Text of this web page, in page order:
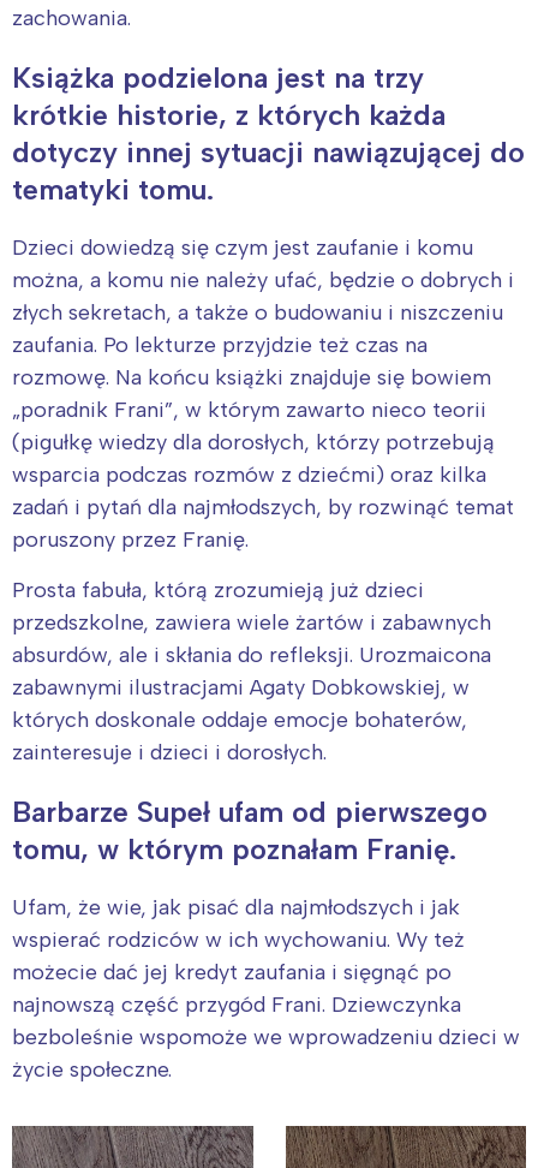
zachowania.
Książka podzielona jest na trzy
krótkie historie, z których każda
dotyczy innej sytuacji nawiązującej do
tematyki tomu.
Dzieci dowiedzą się czym jest zaufanie i komu
można, a komu nie należy ufać, będzie o dobrych i
złych sekretach, a także o budowaniu i niszczeniu
zaufania. Po lekturze przyjdzie też czas na
rozmowę. Na końcu książki znajduje się bowiem
„poradnik Frani”, w którym zawarto nieco teorii
(pigułkę wiedzy dla dorosłych, którzy potrzebują
wsparcia podczas rozmów z dziećmi) oraz kilka
zadań i pytań dla najmłodszych, by rozwinąć temat
poruszony przez Franię.
Prosta fabuła, którą zrozumieją już dzieci
przedszkolne, zawiera wiele żartów i zabawnych
absurdów, ale i skłania do refleksji. Urozmaicona
zabawnymi ilustracjami Agaty Dobkowskiej, w
których doskonale oddaje emocje bohaterów,
zainteresuje i dzieci i dorosłych.
Barbarze Supeł ufam od pierwszego
tomu, w którym poznałam Franię.
Ufam, że wie, jak pisać dla najmłodszych i jak
wspierać rodziców w ich wychowaniu. Wy też
możecie dać jej kredyt zaufania i sięgnąć po
najnowszą część przygód Frani. Dziewczynka
bezboleśnie wspomoże we wprowadzeniu dzieci w
życie społeczne.